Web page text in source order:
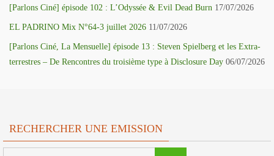
[Parlons Ciné] épisode 102 : L’Odyssée & Evil Dead Burn 17/07/2026
EL PADRINO Mix N°64-3 juillet 2026 11/07/2026
[Parlons Ciné, La Mensuelle] épisode 13 : Steven Spielberg et les Extra-
terrestres – De Rencontres du troisième type à Disclosure Day 06/07/2026
RECHERCHER UNE EMISSION